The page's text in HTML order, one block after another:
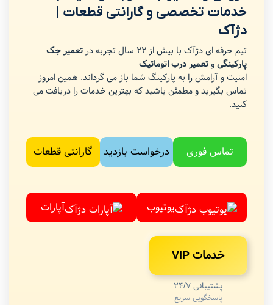
خدمات تخصصی و گارانتی قطعات |
دژآک
تیم حرفه ای دژآک با بیش از 22 سال تجربه در
تعمیر جک
پارکینگیوتعمیر درب اتوماتیک
امنیت و آرامش را به پارکینگ شما باز می گرداند. همین امروز
تماس بگیرید و مطمئن باشید که بهترین خدمات را دریافت می
کنید.
تماس فوری درخواست بازدید گارانتی قطعات
یوتیوب آپارات
خدمات VIP
پشتیبانی 24/7
پاسخگویی سریع